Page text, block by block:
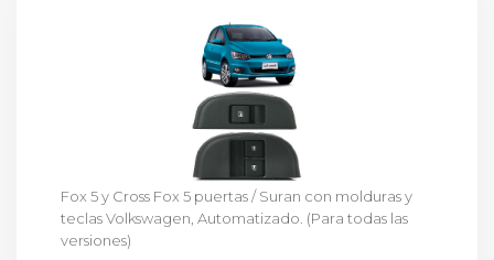
Fox 5 y Cross Fox 5 puertas / Suran con molduras y
teclas Volkswagen, Automatizado. (Para todas las
versiones)